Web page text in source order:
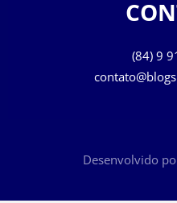
(84) 9
Desenvolvido